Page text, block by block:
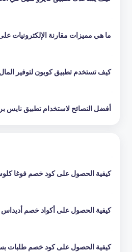
ما هي مميزات مقارنة الإلكترونيات
كيف تستخدم تطبيق كوبون لتوفير المال
أفضل النصائح لاستخدام تطبيق نايس
كيفية الحصول على كود خصم فوغا
كيفية الحصول على أكواد خصم أديداس
كيفية الحصول على كود خصم طلبات